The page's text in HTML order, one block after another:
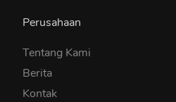
Perusahaan
Tentang Kami
Berita
Kontak